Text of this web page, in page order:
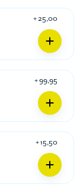
+ 25,00
+ 99,95
+ 15,50